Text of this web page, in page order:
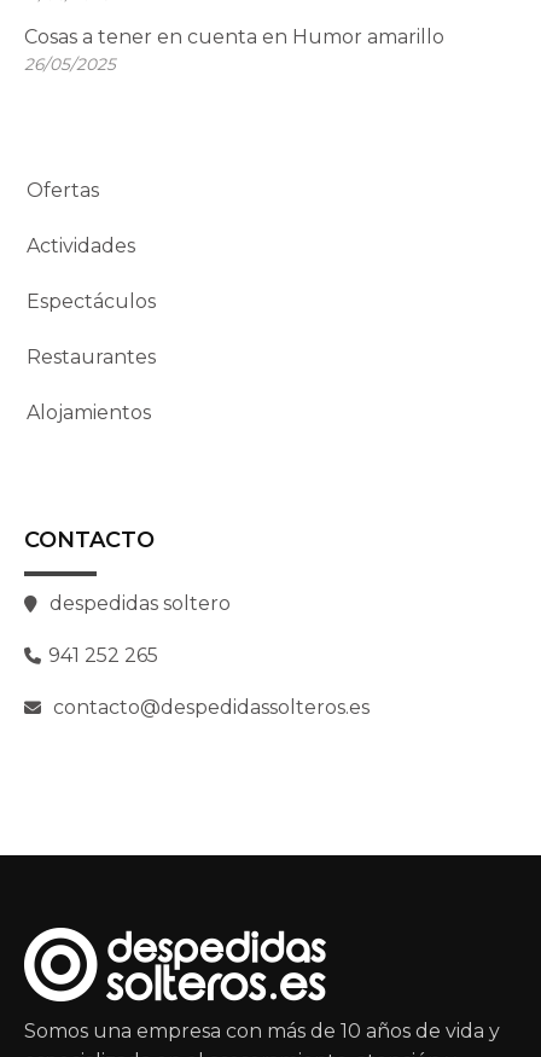
Cosas a tener en cuenta en Humor amarillo
26/05/2025
Ofertas
Actividades
Espectáculos
Restaurantes
Alojamientos
CONTACTO
despedidas soltero
941 252 265
contacto@despedidassolteros.es
Somos una empresa con más de 10 años de vida y